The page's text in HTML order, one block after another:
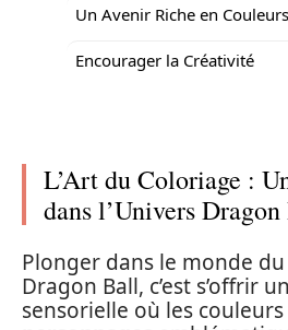
Un Avenir Riche en Couleurs
Encourager la Créativité
L’Art du Coloriage :
dans l’Univers
Plonger dans le monde du
Dragon Ball, c’est s’offrir
sensorielle où les